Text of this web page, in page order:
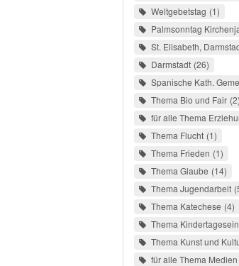
Weltgebetstag 1
Palmsonntag
St. Elisabeth,
Darmstadt 26
Spanische Kath.
Thema Bio und Fair 2
für alle Thema
Thema Flucht 1
Thema Frieden 1
Thema Glaube 14
Thema Jugendarbeit
Thema Katechese 4
Thema
Thema Kunst und
für alle Thema Medien